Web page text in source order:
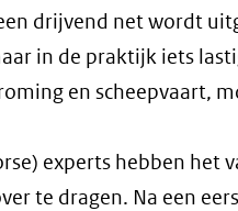
drijvend net wordt
in de praktijk iets
en scheepvaart,
experts hebben het
te dragen. Na een